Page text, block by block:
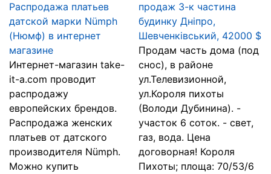
Распродажа платьев
датской марки Nümph
(Нюмф) в интернет
магазине
Интернет-магазин take-
it-a.com проводит
распродажу
европейских брендов.
Распродажа женских
платьев от датского
производителя Nümph.
Можно купить
продаж 3-к частина
будинку Дніпро,
Шевченківський, 42000 $
Продам часть дома (под
снос), в районе
ул.Телевизионной,
ул.Короля пихоты
(Володи Дубинина). -
участок 6 соток. - свет,
газ, вода. Цена
договорная! Короля
Пихоты; площа: 70/53/6